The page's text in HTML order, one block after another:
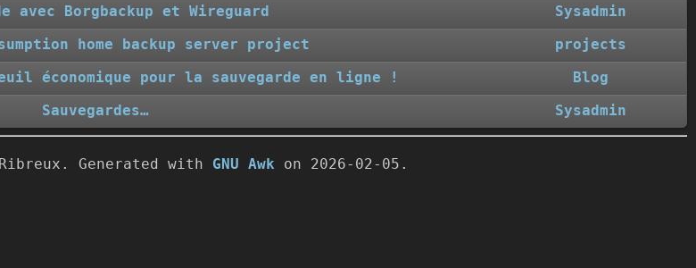
avec Borgbackup et Wireguard
Sysadmin
home backup server project
projects
économique pour la sauvegarde en ligne !
Blog
Sauvegardes… Sysadmin
Generated with GNU Awk on 2026-02-05.